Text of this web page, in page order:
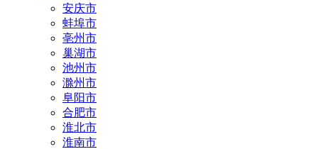
安庆市
蚌埠市
亳州市
巢湖市
池州市
滁州市
阜阳市
合肥市
淮北市
淮南市